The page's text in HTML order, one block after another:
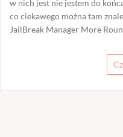
w nich jest nie jestem do
co ciekawego można tam
JailBreak Manager More